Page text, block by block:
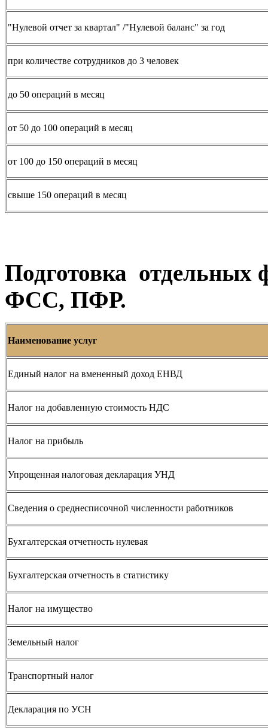
"Нулевой отчет за квартал" /"Нулевой баланс" за год
при количестве сотрудников до 3 человек
до 50 операций в месяц
от 50 до 100 операций в месяц
от 100 до 150 операций в месяц
свыше 150 операций в месяц
Подготовка
ФСС, ПФР.
Наименование услуг
Единый налог на вмененный доход ЕНВД
Налог на добавленную стоимость НДС
Налог на прибыль
Упрощенная налоговая декларация УНД
Сведения о среднесписочной численности работников
Бухгалтерская отчетность нулевая
Бухгалтерская отчетность в статистику
Налог на имущество
Земельный налог
Транспортный налог
Декларация по УСН